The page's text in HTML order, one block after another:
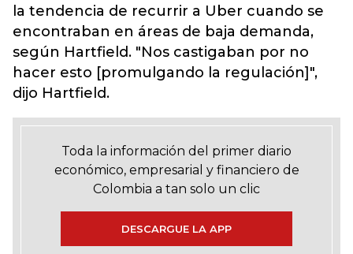
la tendencia de recurrir a Uber cuando se
encontraban en áreas de baja demanda,
según Hartfield. "Nos castigaban por no
hacer esto [promulgando la regulación]",
dijo Hartfield.
Toda la información del primer diario
económico, empresarial y financiero de
Colombia a tan solo un clic
DESCARGUE LA APP